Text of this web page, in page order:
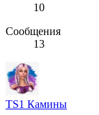
10
Сообщения
13
TS1 Камины